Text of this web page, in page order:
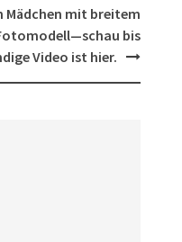
Mädchen mit breitem
bis
Video ist hier.